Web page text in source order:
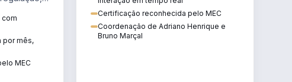
com
por mês,
MEC
Certificação reconhecida pelo MEC
Coordenação de Adriano Henrique e
Bruno Marçal